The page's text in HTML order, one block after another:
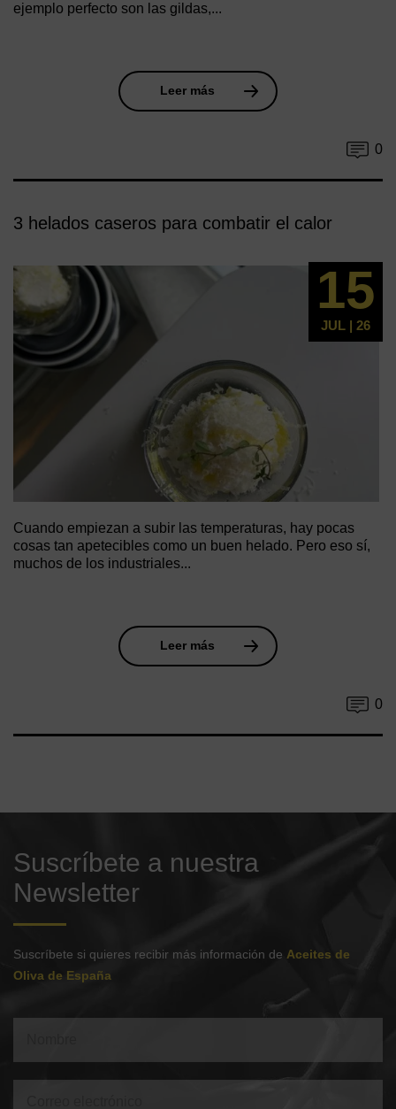
ejemplo perfecto son las gildas,...
Leer más
0
3 helados caseros para combatir el calor
15
JUL | 26
Cuando empiezan a subir las temperaturas, hay pocas
cosas tan apetecibles como un buen helado. Pero eso sí,
muchos de los industriales...
Leer más
0
Suscríbete a nuestra
Newsletter
Suscríbete si quieres recibir más información de Aceites de
Oliva de España